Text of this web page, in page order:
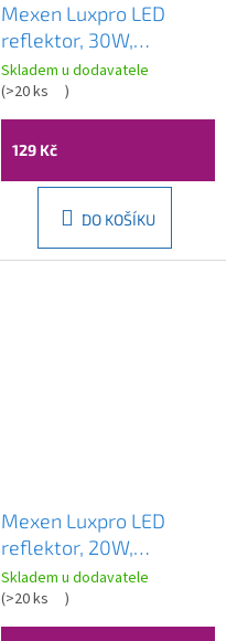
Mexen Luxpro LED
reflektor, 30W,
neutrální - 4000K, 2700
lm, černá - L230-030-
40-70
Skladem u dodavatele
(>20 ks )
129 Kč
DO KOŠÍKU
Mexen Luxpro LED
reflektor, 20W,
neutrální - 4000K, 1800
lm, černá - L230-020-
40-70
Skladem u dodavatele
(>20 ks )